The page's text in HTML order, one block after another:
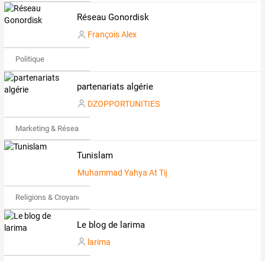
Réseau Gonordisk
François Alex
Politique
partenariats algérie
DZOPPORTUNITIES
Marketing & Réseaux Sociaux
Tunislam
Muhammad Yahya At Tijani
Religions & Croyances
Le blog de larima
larima